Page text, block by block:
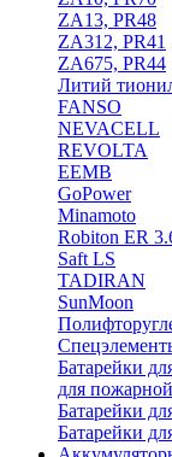
ZA13, PR48
ZA312, PR41
ZA675, PR44
Литий
FANSO
NEVACELL
REVOLTA
EEMB
GoPower
Minamoto
Robiton ER
Saft LS
TADIRAN
SunMoon
Батарейки
для
Батарейки
Батарейки